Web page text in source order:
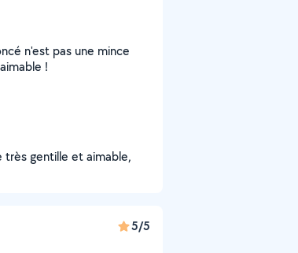
n'est pas une mince
!
très gentille et aimable,
5/5